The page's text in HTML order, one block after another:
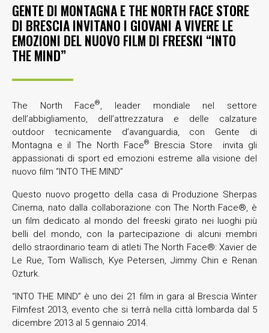
GENTE DI MONTAGNA E THE NORTH FACE STORE
DI BRESCIA INVITANO I GIOVANI A VIVERE LE
EMOZIONI DEL NUOVO FILM DI FREESKI “INTO
THE MIND”
The North Face®,
leader mondiale nel settore
dell’abbigliamento, dell’attrezzatura e delle calzature
outdoor tecnicamente d’avanguardia, con Gente di
Montagna e il The North Face®
Brescia Store invita gli
appassionati di sport ed emozioni estreme alla visione del
nuovo film “INTO THE MIND”
Questo nuovo progetto della casa di Produzione Sherpas
Cinema, nato dalla collaborazione con The North Face®, è
un film dedicato al mondo del freeski girato nei luoghi più
belli del mondo, con la partecipazione di alcuni membri
dello straordinario team di atleti The North Face®: Xavier de
Le Rue, Tom Wallisch, Kye Petersen, Jimmy Chin e Renan
Ozturk.
“INTO THE MIND” è uno dei 21 film in gara al Brescia Winter
Filmfest 2013, evento che si terrà nella città lombarda dal 5
dicembre 2013 al 5 gennaio 2014.